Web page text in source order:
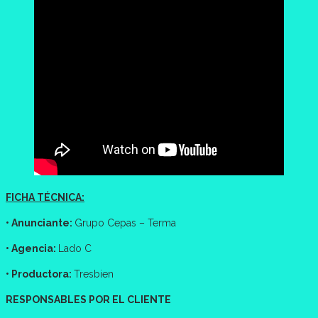
FICHA TÉCNICA:
• Anunciante: Grupo Cepas – Terma
• Agencia: Lado C
• Productora: Tresbien
RESPONSABLES POR EL CLIENTE